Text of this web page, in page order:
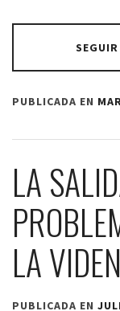
PUBLICADA EN
LA
LA
PUBLICADA EN